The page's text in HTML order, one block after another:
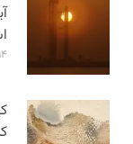
۱۴ مرداد ۱۴۰۵